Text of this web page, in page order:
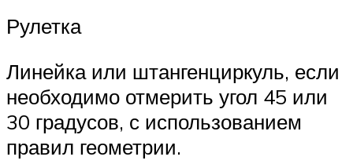
Рулетка
Линейка или штангенциркуль, если
необходимо отмерить угол 45 или
30 градусов, с использованием
правил геометрии.